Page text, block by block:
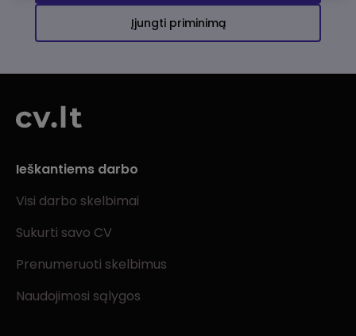
Įjungti priminimą
Ieškantiems darbo
Visi darbo skelbimai
Sukurti savo CV
Prenumeruoti skelbimus
Naudojimosi sąlygos